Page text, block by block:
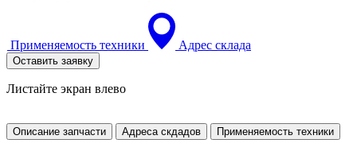
Применяемость техники Адрес склада
Оставить заявку
Листайте экран влево
Описание запчасти Адреса скдадов Применяемость техники